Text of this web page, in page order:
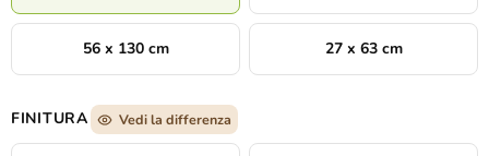
56 x 130 cm 27 x 63 cm
FINITURA Vedi la differenza